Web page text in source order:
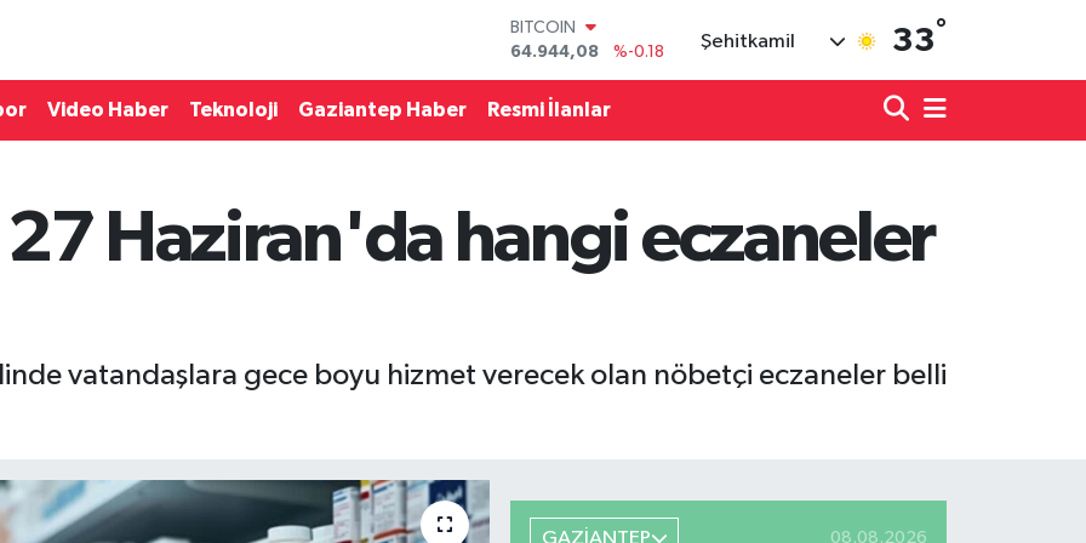
DOLAR
47,7436
%0.18
EURO
55,2510
BİST100
13.779
%-14
Şehitkamil 33°
Video Haber Teknoloji Gaziantep Haber Resmi İlanlar
Haziran'da hangi eczaneler
vatandaşlara gece boyu hizmet verecek olan nöbetçi eczaneler belli
GAZİANTEP 08.08.2026